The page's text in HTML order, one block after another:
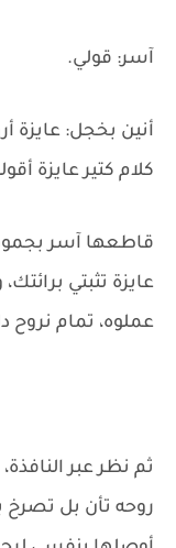
آسر: قولي.
أنين بخجل: عايزة
كلام كتير عايزة
قاطعها آسر
عايزة تثبتي
عملوه، تمام نروح
ثم نظر عبر
روحه تأن بل